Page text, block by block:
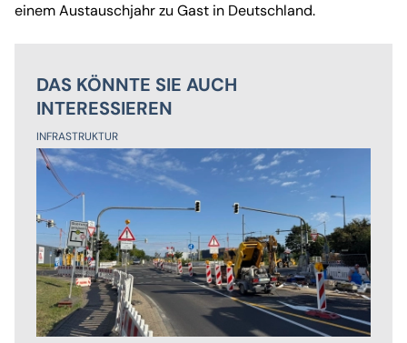
einem Austauschjahr zu Gast in Deutschland.
DAS KÖNNTE SIE AUCH
INTERESSIEREN
INFRASTRUKTUR